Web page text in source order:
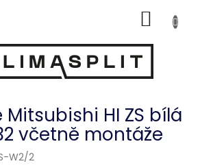
KOŠÍK
HI ZS bílá
včetně montáže
W2/2